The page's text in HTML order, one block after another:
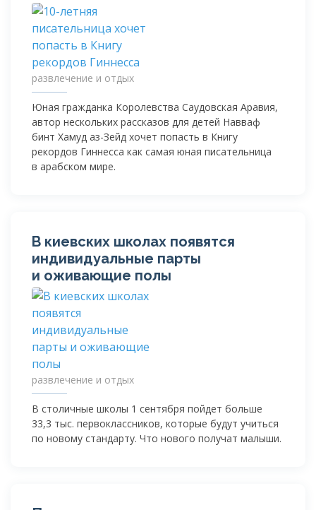
развлечение и отдых
Юная гражданка Королевства Саудовская Аравия,
автор нескольких рассказов для детей Навваф
бинт Хамуд аз-Зейд хочет попасть в Книгу
рекордов Гиннесса как самая юная писательница
в арабском мире.
В киевских школах появятся
индивидуальные парты
и оживающие полы
развлечение и отдых
В столичные школы 1 сентября пойдет больше
33,3 тыс. первоклассников, которые будут учиться
по новому стандарту. Что нового получат малыши.